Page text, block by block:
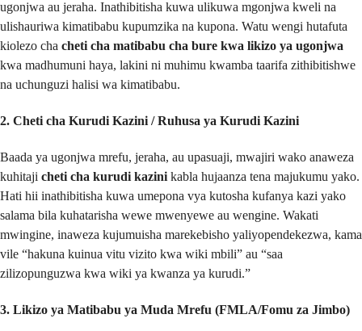
ugonjwa au jeraha. Inathibitisha kuwa ulikuwa mgonjwa kweli na
ulishauriwa kimatibabu kupumzika na kupona. Watu wengi hutafuta
kiolezo cha cheti cha matibabu cha bure kwa likizo ya ugonjwa
kwa madhumuni haya, lakini ni muhimu kwamba taarifa zithibitishwe
na uchunguzi halisi wa kimatibabu.
2. Cheti cha Kurudi Kazini / Ruhusa ya Kurudi Kazini
Baada ya ugonjwa mrefu, jeraha, au upasuaji, mwajiri wako anaweza
kuhitaji cheti cha kurudi kazini kabla hujaanza tena majukumu yako.
Hati hii inathibitisha kuwa umepona vya kutosha kufanya kazi yako
salama bila kuhatarisha wewe mwenyewe au wengine. Wakati
mwingine, inaweza kujumuisha marekebisho yaliyopendekezwa, kama
vile “hakuna kuinua vitu vizito kwa wiki mbili” au “saa
zilizopunguzwa kwa wiki ya kwanza ya kurudi.”
3. Likizo ya Matibabu ya Muda Mrefu (FMLA/Fomu za Jimbo)